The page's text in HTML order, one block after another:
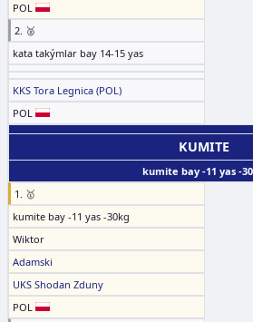
POL
2. 🥈
kata takýmlar bay 14-15 yas
KKS Tora Legnica (POL)
POL
KUMITE
kumite bay -11 yas -
1. 🥇
kumite bay -11 yas -30kg
Wiktor
Adamski
UKS Shodan Zduny
POL